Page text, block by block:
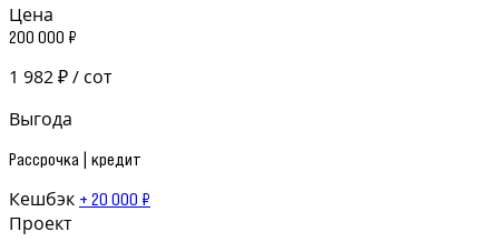
Цена
200 000 ₽
1 982 ₽ / сот
Выгода
Рассрочка | кредит
Кешбэк + 20 000 ₽
Проект